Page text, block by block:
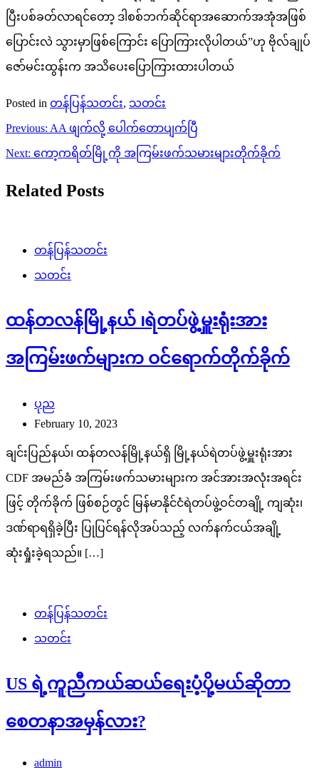
ပြီးပစ်ခတ်လာရင်တော့ ဒါစစ်ဘက်ဆိုင်ရာအဆောက်အအုံအဖြစ်
ပြောင်းလဲ သွားမှာဖြစ်ကြောင်း ပြောကြားလိုပါတယ်”ဟု ဗိုလ်ချုပ်
ဇော်မင်းထွန်းက အသိပေးပြောကြားထားပါတယ်
Posted in တန်ပြန်သတင်း, သတင်း
Post
navigation
Previous: AA ဖျက်လို့ ပေါက်တောပျက်ပြီ
Next: ကော့ကရိတ်မြို့ကို အကြမ်းဖက်သမားများတိုက်ခိုက်
Related Posts
တန်ပြန်သတင်း
သတင်း
ထန်တလန်မြို့နယ် ၊ရဲတပ်ဖွဲ့မှူးရုံးအား
အကြမ်းဖက်များက ဝင်ရောက်တိုက်ခိုက်
ပုည
February 10, 2023
ချင်းပြည်နယ်၊ ထန်တလန်မြို့နယ်ရှိ မြို့နယ်ရဲတပ်ဖွဲ့မှူးရုံးအား
CDF အမည်ခံ အကြမ်းဖက်သမားများက အင်အားအလုံးအရင်း
ဖြင့် တိုက်ခိုက် ဖြစ်စဉ်တွင် မြန်မာနိုင်ငံရဲတပ်ဖွဲ့ဝင်တချို့ ကျဆုံး၊
ဒဏ်ရာရရှိခဲ့ပြီး ပြုပြင်ရန်လိုအပ်သည့် လက်နက်ငယ်အချို့
ဆုံးရှုံးခဲ့ရသည်။ […]
တန်ပြန်သတင်း
သတင်း
US ရဲ့ကူညီကယ်ဆယ်ရေးပံ့ပို့မယ်ဆိုတာ
စေတနာအမှန်လား?
admin